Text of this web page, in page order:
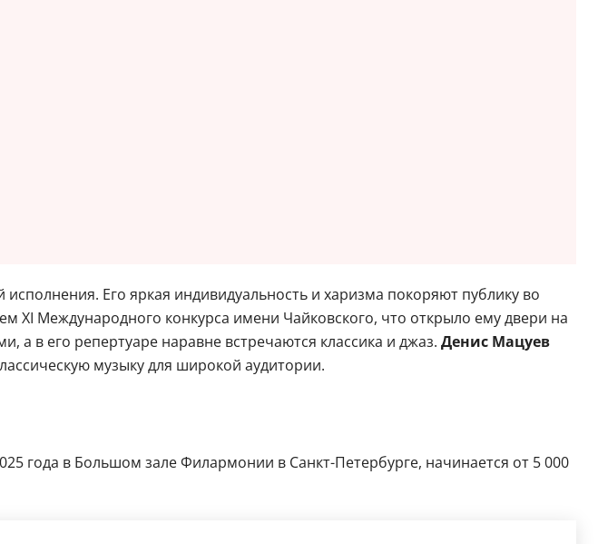
Его яркая индивидуальность и харизма покоряют публику во
XI Международного конкурса имени Чайковского, что открыло ему двери на
в его репертуаре наравне встречаются классика и джаз. Денис Мацуев
музыку для широкой аудитории.
года в Большом зале Филармонии в Санкт-Петербурге, начинается от 5 000